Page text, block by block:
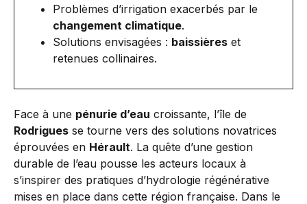
Problèmes d’irrigation exacerbés par le
changement climatique.
Solutions envisagées : baissières et
retenues collinaires.
Face à une pénurie d’eau croissante, l’île de
Rodrigues se tourne vers des solutions novatrices
éprouvées en Hérault. La quête d’une gestion
durable de l’eau pousse les acteurs locaux à
s’inspirer des pratiques d’hydrologie régénérative
mises en place dans cette région française. Dans le